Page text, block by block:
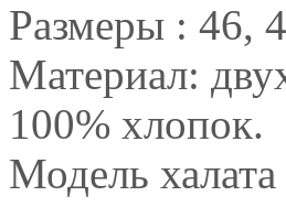
Размеры : 46,
Материал:
100% хлопок.
Модель